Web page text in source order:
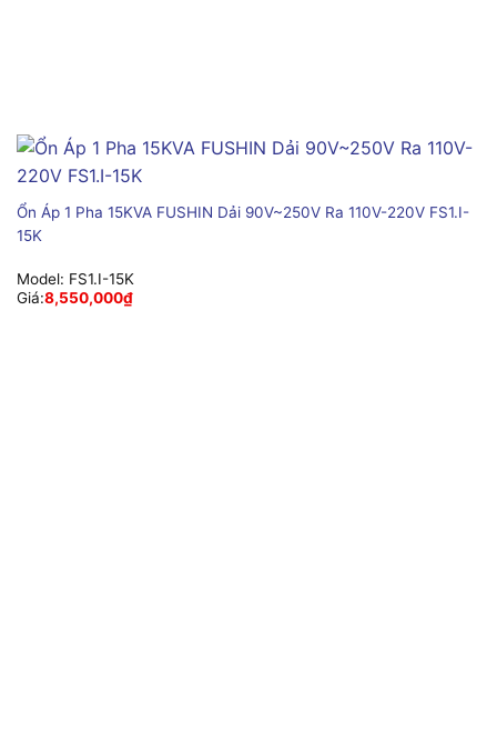
Ổn Áp 1 Pha 15KVA FUSHIN Dải 90V~250V Ra 110V-220V FS1.I-
15K
Model: FS1.I-15K
Giá:8,550,000₫